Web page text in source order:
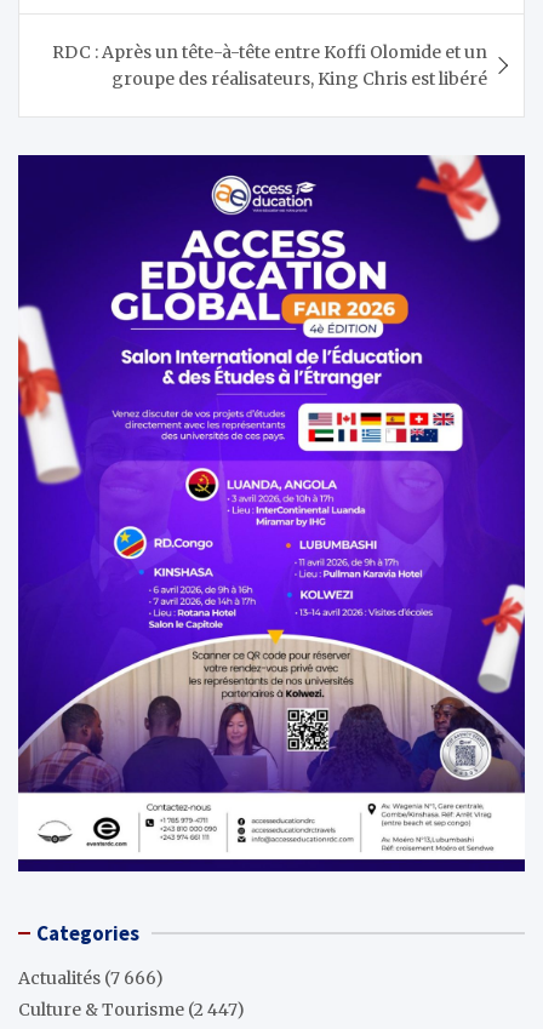
RDC : Après un tête-à-tête entre Koffi Olomide et un
groupe des réalisateurs, King Chris est libéré
Categories
Actualités (7 666)
Culture & Tourisme (2 447)